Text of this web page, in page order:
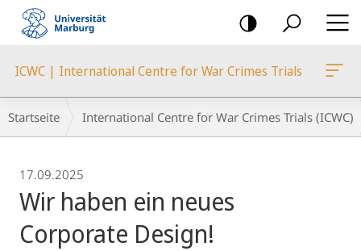
Mobile-
Navigation
ICWC | International Centre for War Crimes Trials
Breadcrumb-
Navigation
Startseite International Centre for War Crimes Trials (ICWC)
17.09.2025
Wir haben ein neues
Corporate Design!